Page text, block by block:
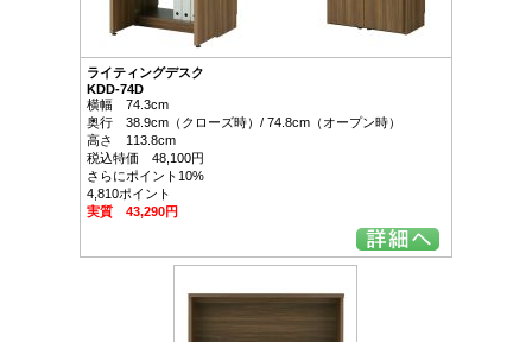
ライティングデスク
KDD-74D
横幅 74.3cm
奥行 38.9cm（クローズ時）/ 74.8cm（オープン時）
高さ 113.8cm
税込特価 48,100円
さらにポイント10%
4,810ポイント
実質 43,290円